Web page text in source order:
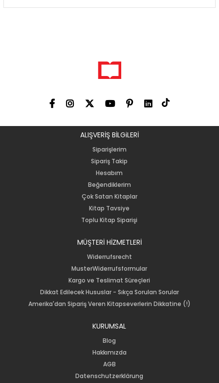
ALIŞVERİŞ BİLGiLERİ
Siparişlerim
Sipariş Takip
Hesabım
Beğendiklerim
Çok Satan Kitaplar
Kitap Tavsiye
Toplu Kitap Siparişi
MÜŞTERİ HİZMETLERİ
Widerrufsrecht
MusterWiderrufsformular
Kargo ve Teslimat Süreçleri
Dikkat Edilecek Hususlar - Sıkça Sorulan Sorular
Amerika'dan Sipariş Veren Kitapseverlerin Dikkatine (!)
KURUMSAL
Blog
Hakkımızda
AGB
Datenschutzerklärung